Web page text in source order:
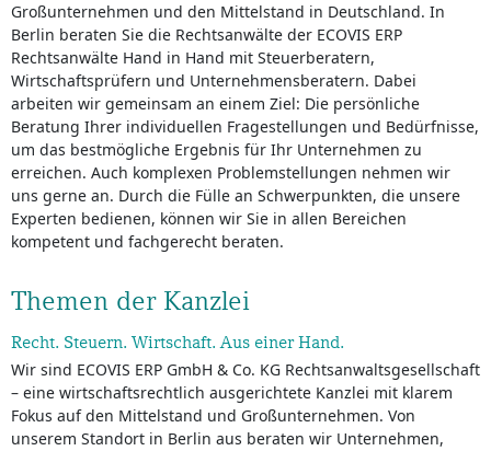
Großunternehmen und den Mittelstand in Deutschland. In
Berlin beraten Sie die Rechtsanwälte der ECOVIS ERP
Rechtsanwälte Hand in Hand mit Steuerberatern,
Wirtschaftsprüfern und Unternehmensberatern. Dabei
arbeiten wir gemeinsam an einem Ziel: Die persönliche
Beratung Ihrer individuellen Fragestellungen und Bedürfnisse,
um das bestmögliche Ergebnis für Ihr Unternehmen zu
erreichen. Auch komplexen Problemstellungen nehmen wir
uns gerne an. Durch die Fülle an Schwerpunkten, die unsere
Experten bedienen, können wir Sie in allen Bereichen
kompetent und fachgerecht beraten.
Themen der Kanzlei
Recht. Steuern. Wirtschaft. Aus einer Hand.
Wir sind ECOVIS ERP GmbH & Co. KG Rechtsanwaltsgesellschaft
– eine wirtschaftsrechtlich ausgerichtete Kanzlei mit klarem
Fokus auf den Mittelstand und Großunternehmen. Von
unserem Standort in Berlin aus beraten wir Unternehmen,